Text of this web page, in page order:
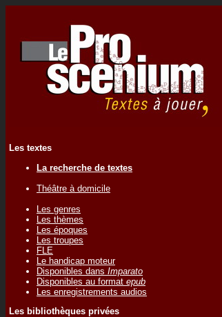
Les textes
La recherche de textes
Théâtre à domicile
Les genres
Les thèmes
Les époques
Les troupes
FLE
Le handicap moteur
Disponibles dans Imparato
Disponibles au format epub
Les enregistrements audios
Les bibliothèques privées